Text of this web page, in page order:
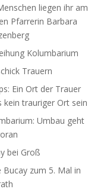
liegen ihr am
Pfarrerin Barbara
Kolumbarium
Trauern
Ein Ort der Trauer
kein trauriger Ort sein
Umbau geht
bei Groß
Bucay zum 5. Mal in